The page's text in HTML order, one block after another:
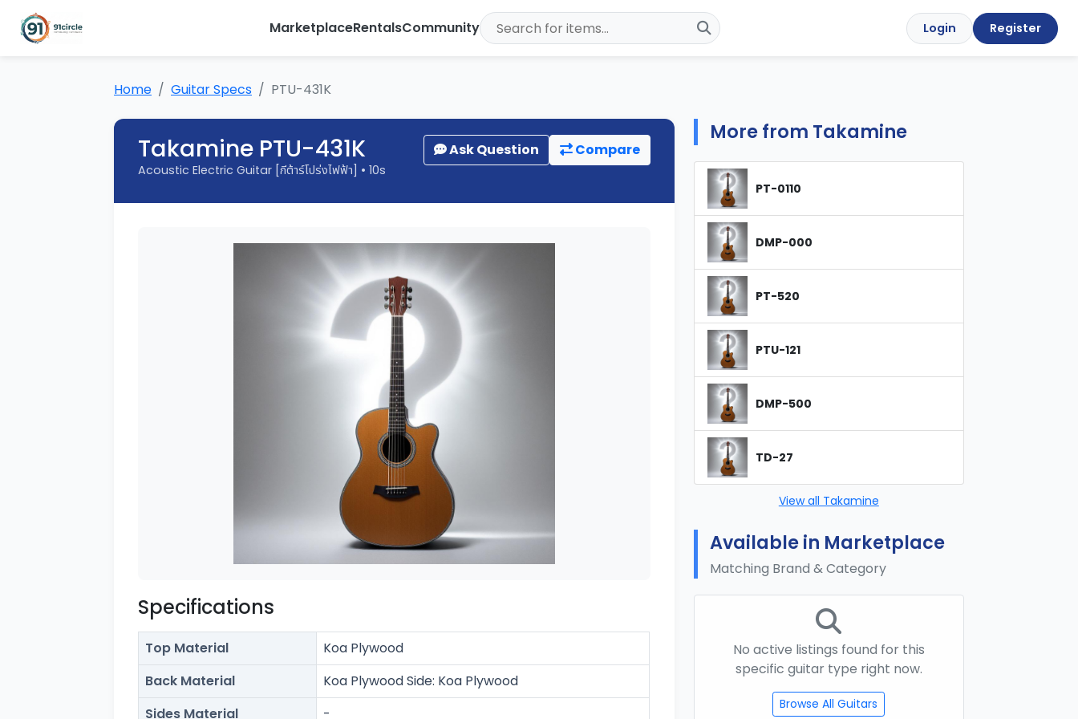
MarketplaceRentalsCommunity Login Register
Home Guitar Specs PTU-431K
Takamine PTU-431K
Acoustic Electric Guitar [กีต้าร์โปร่งไฟฟ้า] • 10s
Ask Question Compare
Specifications
Top Material
Koa Plywood
Back Material
Koa Plywood Side: Koa Plywood
Sides Material
-
More from Takamine
PT-0110
DMP-000
PT-520
PTU-121
DMP-500
TD-27
View all Takamine
Available in Marketplace
Matching Brand & Category
No active listings found for this
specific guitar type right now.
Browse All Guitars